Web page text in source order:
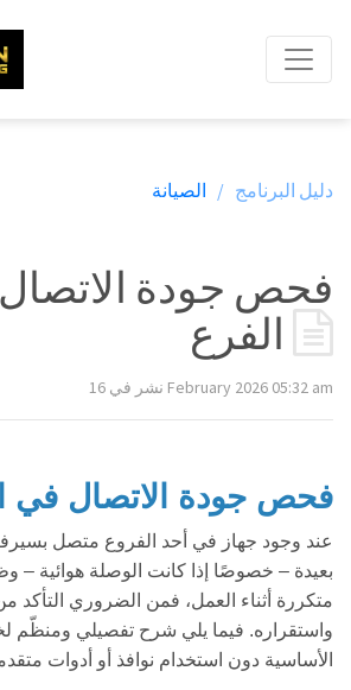
دليل البرنامج / الصيانة
فحص جودة
نشر في 16 February 2026 05:32 am
فحص جودة الاتصال في
عند وجود جهاز في أحد الفروع متصل
بعيدة – خصوصًا إذا كانت الوصلة هوائية –
متكررة أثناء العمل، فمن الضروري التأكد
واستقراره. فيما يلي شرح تفصيلي ومنظّم
الأساسية دون استخدام نوافذ أو أدوات